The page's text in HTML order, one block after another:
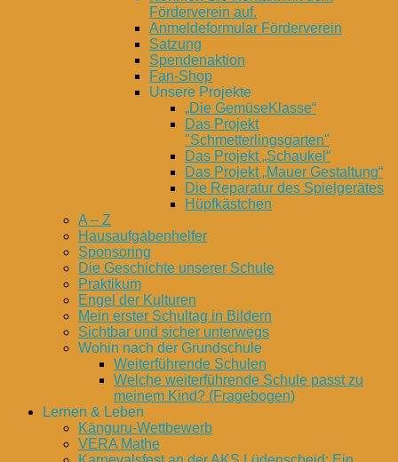
Förderverein auf.
Anmeldeformular Förderverein
Satzung
Spendenaktion
Fan-Shop
Unsere Projekte
„Die GemüseKlasse“
Das Projekt
"Schmetterlingsgarten"
Das Projekt „Schaukel“
Das Projekt „Mauer Gestaltung“
Die Reparatur des Spielgerätes
Hüpfkästchen
A – Z
Hausaufgabenhelfer
Sponsoring
Die Geschichte unserer Schule
Praktikum
Engel der Kulturen
Mein erster Schultag in Bildern
Sichtbar und sicher unterwegs
Wohin nach der Grundschule
Weiterführende Schulen
Welche weiterführende Schule passt zu
meinem Kind? (Fragebogen)
Lernen & Leben
Känguru-Wettbewerb
VERA Mathe